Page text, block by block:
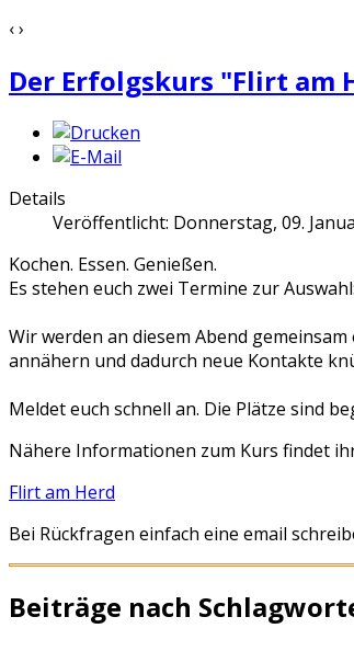
‹›
Der Erfolgskurs "Flirt am
Details
Veröffentlicht: Donnerstag, 09.
Kochen. Essen. Genießen.
Es stehen euch zwei Termine zur
Wir werden an diesem Abend
annähern und dadurch neue Kontakte
Meldet euch schnell an. Die Plätze sind
Nähere Informationen zum Kurs findet
Flirt am Herd
Bei Rückfragen einfach eine email
Beiträge nach